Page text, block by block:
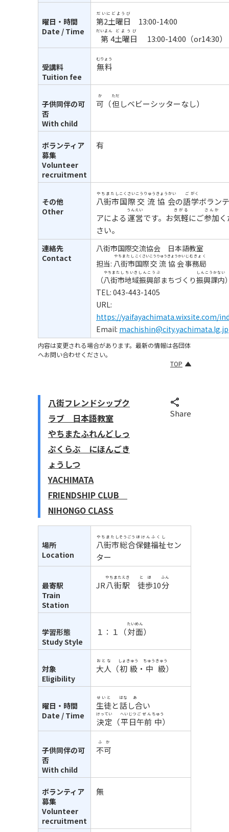
曜日・時間
Date / Time
第2土曜日
だいにどようび
13:00-14:00
第
だいよん
4土曜日
どようび
13:00-14:00（or14:30）
受講料
Tuition fee
無料
むりょう
子供同伴の可
否
With child
可
か
（但
ただ
しベビーシッターなし）
ボランティア
募集
Volunteer
recruitment
有
その他
Other
八街市
やちまたし
国際
こくさい
交流
こうりゅう
協会
きょうかい
の語
ご
学
がく
ボラン
アによる 運営
うんえい
です。お気軽
きがる
にご参加
さんか
さい。
連絡先
Contact
八街市国際交流協会 日本語教室
担当: 八街市
やちまたし
国際
こくさい
交流
こうりゅう
協会
きょうかい
事務局
じむきょく
（八街市
やちまたし
地域振興部
ちいきしんこうぶ
まちづくり振興課内
しんこうかない
TEL: 043-443-1405
URL:
https://yaifayachimata.wixsite.com/
Email: machishin@city.yachimata.lg.jp
内容は変更される場合があります。最新の情報は各団体
へお問い合わせください。
TOP
八街フレンドシップク
ラブ 日本語教室
やちまたふれんどしっ
ぷくらぶ にほんごき
ょうしつ
YACHIMATA
FRIENDSHIP CLUB
NIHONGO CLASS
Share
場所
Location
八街市
やちまたし
総合
そうごう
保健
ほけん
福祉
ふくし
セン
ター
最寄駅
Train
Station
JR八街
やちまた
駅
えき
徒歩
とほ
10分
ふん
学習形態
Study Style
１：１（対面
たいめん
）
対象
Eligibility
大人
おとな
（初級
しょきゅう
・ 中級
ちゅうきゅう
）
曜日・時間
Date / Time
生徒
せいと
と話
はな
し合
あ
い
決定
けってい
（平日
へいじつ
午前
ごぜん
中
ちゅう
）
子供同伴の可
否
With child
不可
ふか
ボランティア
募集
Volunteer
recruitment
無